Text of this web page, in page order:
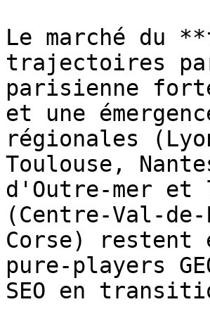
Le marché du
trajectoires
parisienne
et une
régionales
Toulouse,
d'Outre-mer et
(Centre-Val-de-
Corse) restent
pure-players
SEO en